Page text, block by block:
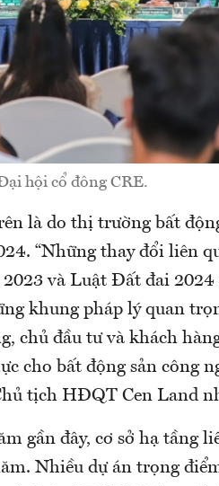
hội cổ đông CRE.
là do thị trường bất
“Những thay đổi liên
và Luật Đất đai 2024
khung pháp lý quan
chủ đầu tư và khách
cho bất động sản công
tịch HĐQT Cen Land
gần đây, cơ sở hạ tầng
Nhiều dự án trọng